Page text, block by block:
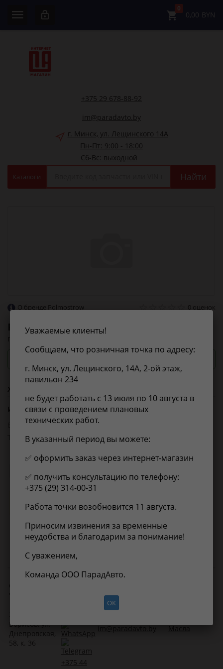
0
0,00 BYN
+375 29 678-88-92
im@paradavto.by
г. Минск, ул. Лещинского 14А
Пн-Пт: 9:00 - 18:00
Сб-Вс: выходной
Каталоги Найти
О бренде Polmostrow 0 оценок
Polmostrow 17105
Из справочника ABCP
EAN-13:
Товарная группа:
глушители
Нет информации о применимости
почта
Борисов, ул.
Днепровская,
58, к. 36
im@paradavto.by
Масла
+375 44
Уважаемые клиенты!
Сообщаем, что розничная точка по адресу:
г. Минск, ул. Лещинского, 14А, 2-ой этаж,
павильон 234
не будет работать с 13 июля по 10 августа в
связи с проведением плановых
технических работ.
В указанный период вы можете:
✅ оформить заказ через интернет-магазин
✅ получить консультацию по телефону:
+375 (29) 314-00-31
Работа точки возобновится 11 августа.
Приносим извинения за временные
неудобства и благодарим за понимание!
С уважением,
Команда ООО ПарадАвто.
ОК